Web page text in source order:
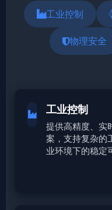
工业控制
物理安全
工业控制
提供高精度、实
案，支持复杂的
业环境下的稳定